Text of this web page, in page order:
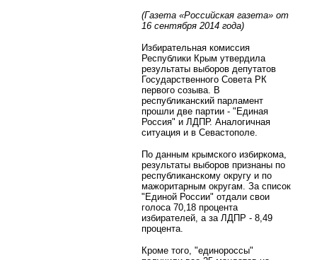
(Газета «Российская газета» от
16 сентября 2014 года)
Избирательная комиссия
Республики Крым утвердила
результаты выборов депутатов
Государственного Совета РК
первого созыва. В
республиканский парламент
прошли две партии - "Единая
Россия" и ЛДПР. Аналогичная
ситуация и в Севастополе.
По данным крымского избиркома,
результаты выборов признаны по
республиканскому округу и по
мажоритарным округам. За список
"Единой России" отдали свои
голоса 70,18 процента
избирателей, а за ЛДПР - 8,49
процента.
Кроме того, "единороссы"